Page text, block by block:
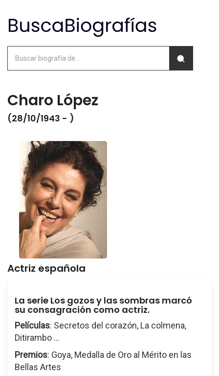
Charo López
(28/10/1943 - )
Actriz española
La serie Los gozos y las sombras marcó
su consagración como actriz.
Películas: Secretos del corazón, La colmena,
Ditirambo ...
Premios: Goya, Medalla de Oro al Mérito en las
Bellas Artes